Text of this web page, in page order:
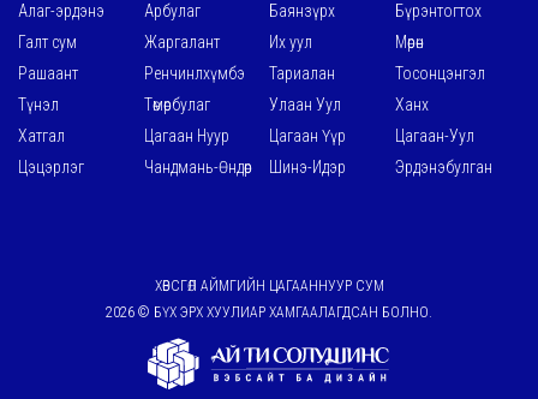
Алаг-эрдэнэ Арбулаг Баянзүрх
Бүрэнтогтох
Галт сум
Жаргалант Их уул
Мөрөн
Рашаант
Ренчинлхүмбэ Тариалан
Тосонцэнгэл
Түнэл
Төмөрбулаг Улаан Уул
Ханх
Хатгал
Цагаан Нуур Цагаан Үүр
Цагаан-Уул
Цэцэрлэг
Чандмань-Өндөр Шинэ-Идэр Эрдэнэбулган
ХӨВСГӨЛ АЙМГИЙН ЦАГААННУУР СУМ
2026 © БҮХ ЭРХ ХУУЛИАР ХАМГААЛАГДСАН БОЛНО.